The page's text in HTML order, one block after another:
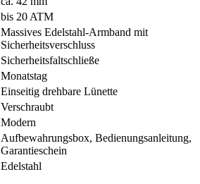
bis 20 ATM
Massives Edelstahl-Armband mit
Sicherheitsverschluss
Sicherheitsfaltschließe
Monatstag
Einseitig drehbare Lünette
Verschraubt
Modern
Aufbewahrungsbox, Bedienungsanleitung,
Garantieschein
Edelstahl